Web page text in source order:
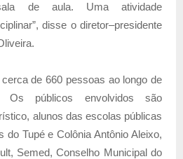
de aula. Uma atividade
disse o diretor–presidente
de 660 pessoas ao longo de
Os públicos envolvidos são
alunos das escolas públicas
do Tupé e Colônia Antônio Aleixo,
Semed, Conselho Municipal do